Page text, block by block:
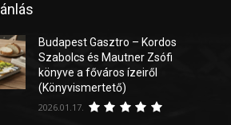
Budapest Gasztro – Kordos
Szabolcs és Mautner Zsófi
könyve a főváros ízeiről
(Könyvismertető)
2026.01.17.